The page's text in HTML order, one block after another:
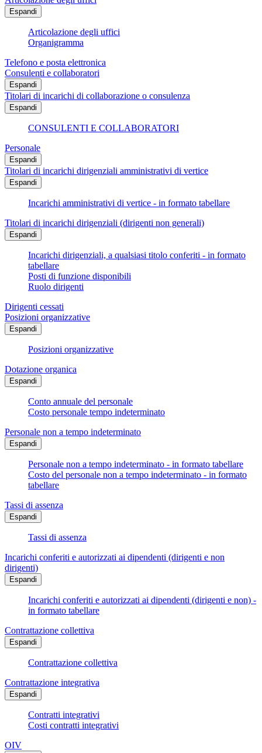
Espandi
Articolazione degli uffici
Organigramma
Telefono e posta elettronica
Consulenti e collaboratori
Espandi
Titolari di incarichi di collaborazione o consulenza
Espandi
CONSULENTI E COLLABORATORI
Personale
Espandi
Titolari di incarichi dirigenziali amministrativi di vertice
Espandi
Incarichi amministrativi di vertice - in formato tabellare
Titolari di incarichi dirigenziali (dirigenti non generali)
Espandi
Incarichi dirigenziali, a qualsiasi titolo conferiti - in formato
tabellare
Posti di funzione disponibili
Ruolo dirigenti
Dirigenti cessati
Posizioni organizzative
Espandi
Posizioni organizzative
Dotazione organica
Espandi
Conto annuale del personale
Costo personale tempo indeterminato
Personale non a tempo indeterminato
Espandi
Personale non a tempo indeterminato - in formato tabellare
Costo del personale non a tempo indeterminato - in formato
tabellare
Tassi di assenza
Espandi
Tassi di assenza
Incarichi conferiti e autorizzati ai dipendenti (dirigenti e non
dirigenti)
Espandi
Incarichi conferiti e autorizzati ai dipendenti (dirigenti e non) -
in formato tabellare
Contrattazione collettiva
Espandi
Contrattazione collettiva
Contrattazione integrativa
Espandi
Contratti integrativi
Costi contratti integrativi
OIV